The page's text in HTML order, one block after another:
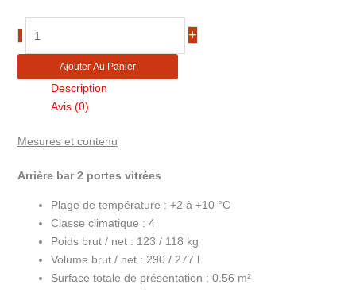
-
de
bar
vitrées
+
Ajouter Au Panier
Description
Avis (0)
Mesures et contenu
Arrière bar 2 portes vitrées
Plage de température : +2 à +10 °C
Classe climatique : 4
Poids brut / net : 123 / 118 kg
Volume brut / net : 290 / 277 l
Surface totale de présentation : 0.56 m²